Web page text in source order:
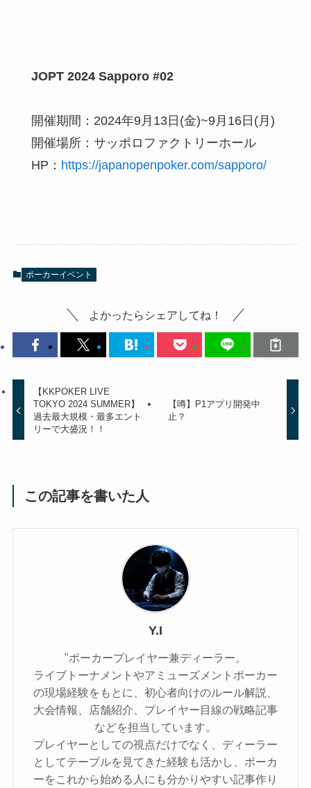
JOPT 2024 Sapporo #02​
開催期間：2024年9月13日(金)~9月16日(月)
開催場所：サッポロファクトリーホール
HP： https://japanopenpoker.com/sapporo/
ポーカーイベント
よかったらシェアしてね！
【KKPOKER LIVE
TOKYO 2024 SUMMER】
過去最大規模・最多エント
リーで大盛況！！
【噂】P1アプリ開発中
止？
この記事を書いた人
Y.I
"ポーカープレイヤー兼ディーラー。
ライブトーナメントやアミューズメントポーカー
の現場経験をもとに、初心者向けのルール解説、
大会情報、店舗紹介、プレイヤー目線の戦略記事
などを担当しています。
プレイヤーとしての視点だけでなく、ディーラー
としてテーブルを見てきた経験も活かし、ポーカ
ーをこれから始める人にも分かりやすい記事作り